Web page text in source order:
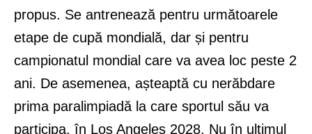
propus. Se antrenează pentru următoarele
etape de cupă mondială, dar și pentru
campionatul mondial care va avea loc peste 2
ani. De asemenea, așteaptă cu nerăbdare
prima paralimpiadă la care sportul său va
participa, în Los Angeles 2028. Nu în ultimul